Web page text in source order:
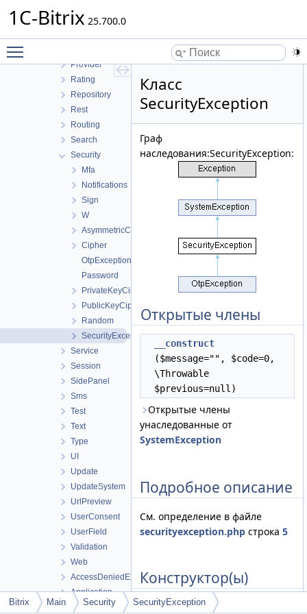
1C-Bitrix 25.700.0
ORM
Provider
Rating
Repository
Rest
Routing
Search
Security
Mfa
Notifications
Sign
W
AsymmetricCipher
Cipher
OtpException
Password
PrivateKeyCipher
PublicKeyCipher
Random
SecurityException
Service
Session
SidePanel
Sms
Test
Text
Type
UI
Update
UpdateSystem
UrlPreview
UserConsent
UserField
Validation
Web
AccessDeniedException
Application
ArgumentException
Класс
SecurityException
Граф
наследования:SecurityException:
Открытые члены
__construct
($message="", $code=0,
\Throwable
$previous=null)
Открытые члены
унаследованные от
SystemException
Подробное описание
См. определение в файле
securityexception.php строка 5
Конструктор(ы)
Bitrix Main Security SecurityException